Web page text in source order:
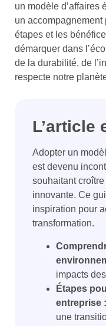
un modèle d’affaires
un
étapes et les
démarquer dans
de la durabilité, de
respecte notre
L’article
Adopter un
est devenu
souhaitant
innovante. Ce
inspiration pour
transformation.
impacts
Étapes
entreprise :
une